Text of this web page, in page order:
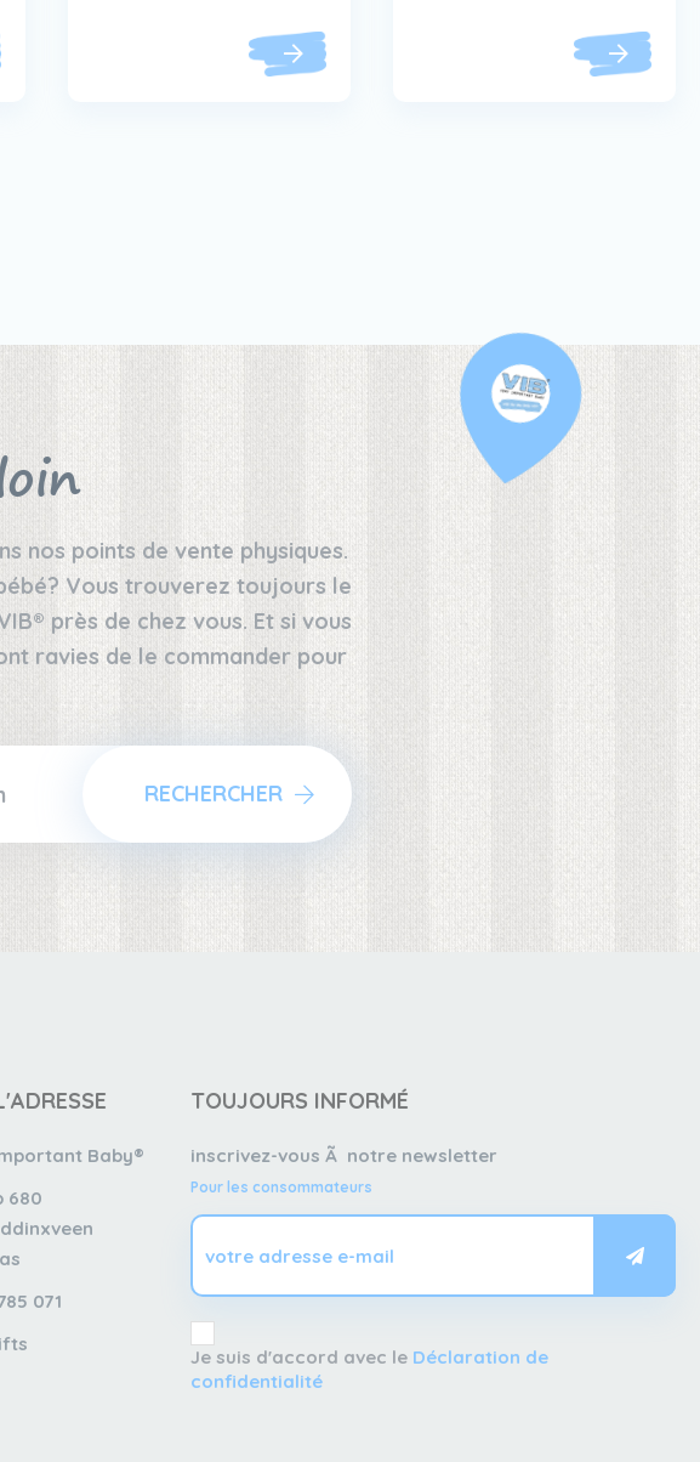
nos points de vente physiques.
Vous trouverez toujours le
près de chez vous. Et si vous
ravies de le commander pour
RECHERCHER
Baby®
680
071
TOUJOURS INFORMÉ
inscrivez-vous Ã notre newsletter
Pour les consommateurs
Je suis d'accord avec le Déclaration de
confidentialité